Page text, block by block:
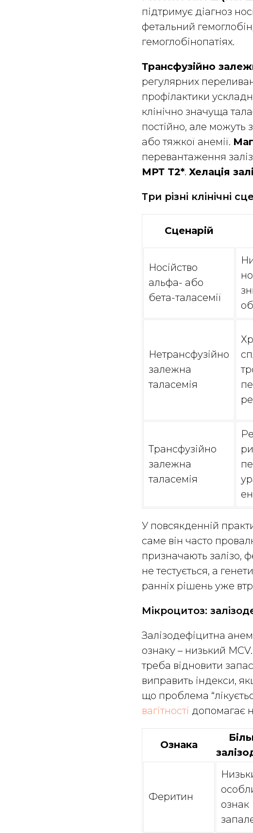
підтримує діагноз
фетальний
гемоглобінопатіях.
Трансфузійно
регулярних
профілактики
клінічно значуща
постійно, але можуть
або тяжкої анемії.
перевантаження
МРТ T2*. Хелація
Три різні клінічні
Сценарій
Носійство
альфа- або
бета-таласемії
Нетрансфузійно
залежна
таласемія
Трансфузійно
залежна
таласемія
У повсякденній
саме він часто
призначають залізо,
не тестується, а
ранніх рішень уже
Мікроцитоз:
Залізодефіцитна
ознаку – низький
треба відновити
виправить індекси,
що проблема
вагітності допомагає
Ознака
Феритин
ознак